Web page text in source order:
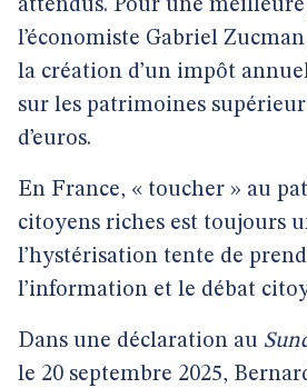
attendus. Pour une
l’économiste Gabriel
la création d’un impôt
sur les patrimoines
d’euros.
En France, « toucher » au
citoyens riches est toujours
l’hystérisation tente de
l’information et le débat
Dans une déclaration au
le 20 septembre 2025,